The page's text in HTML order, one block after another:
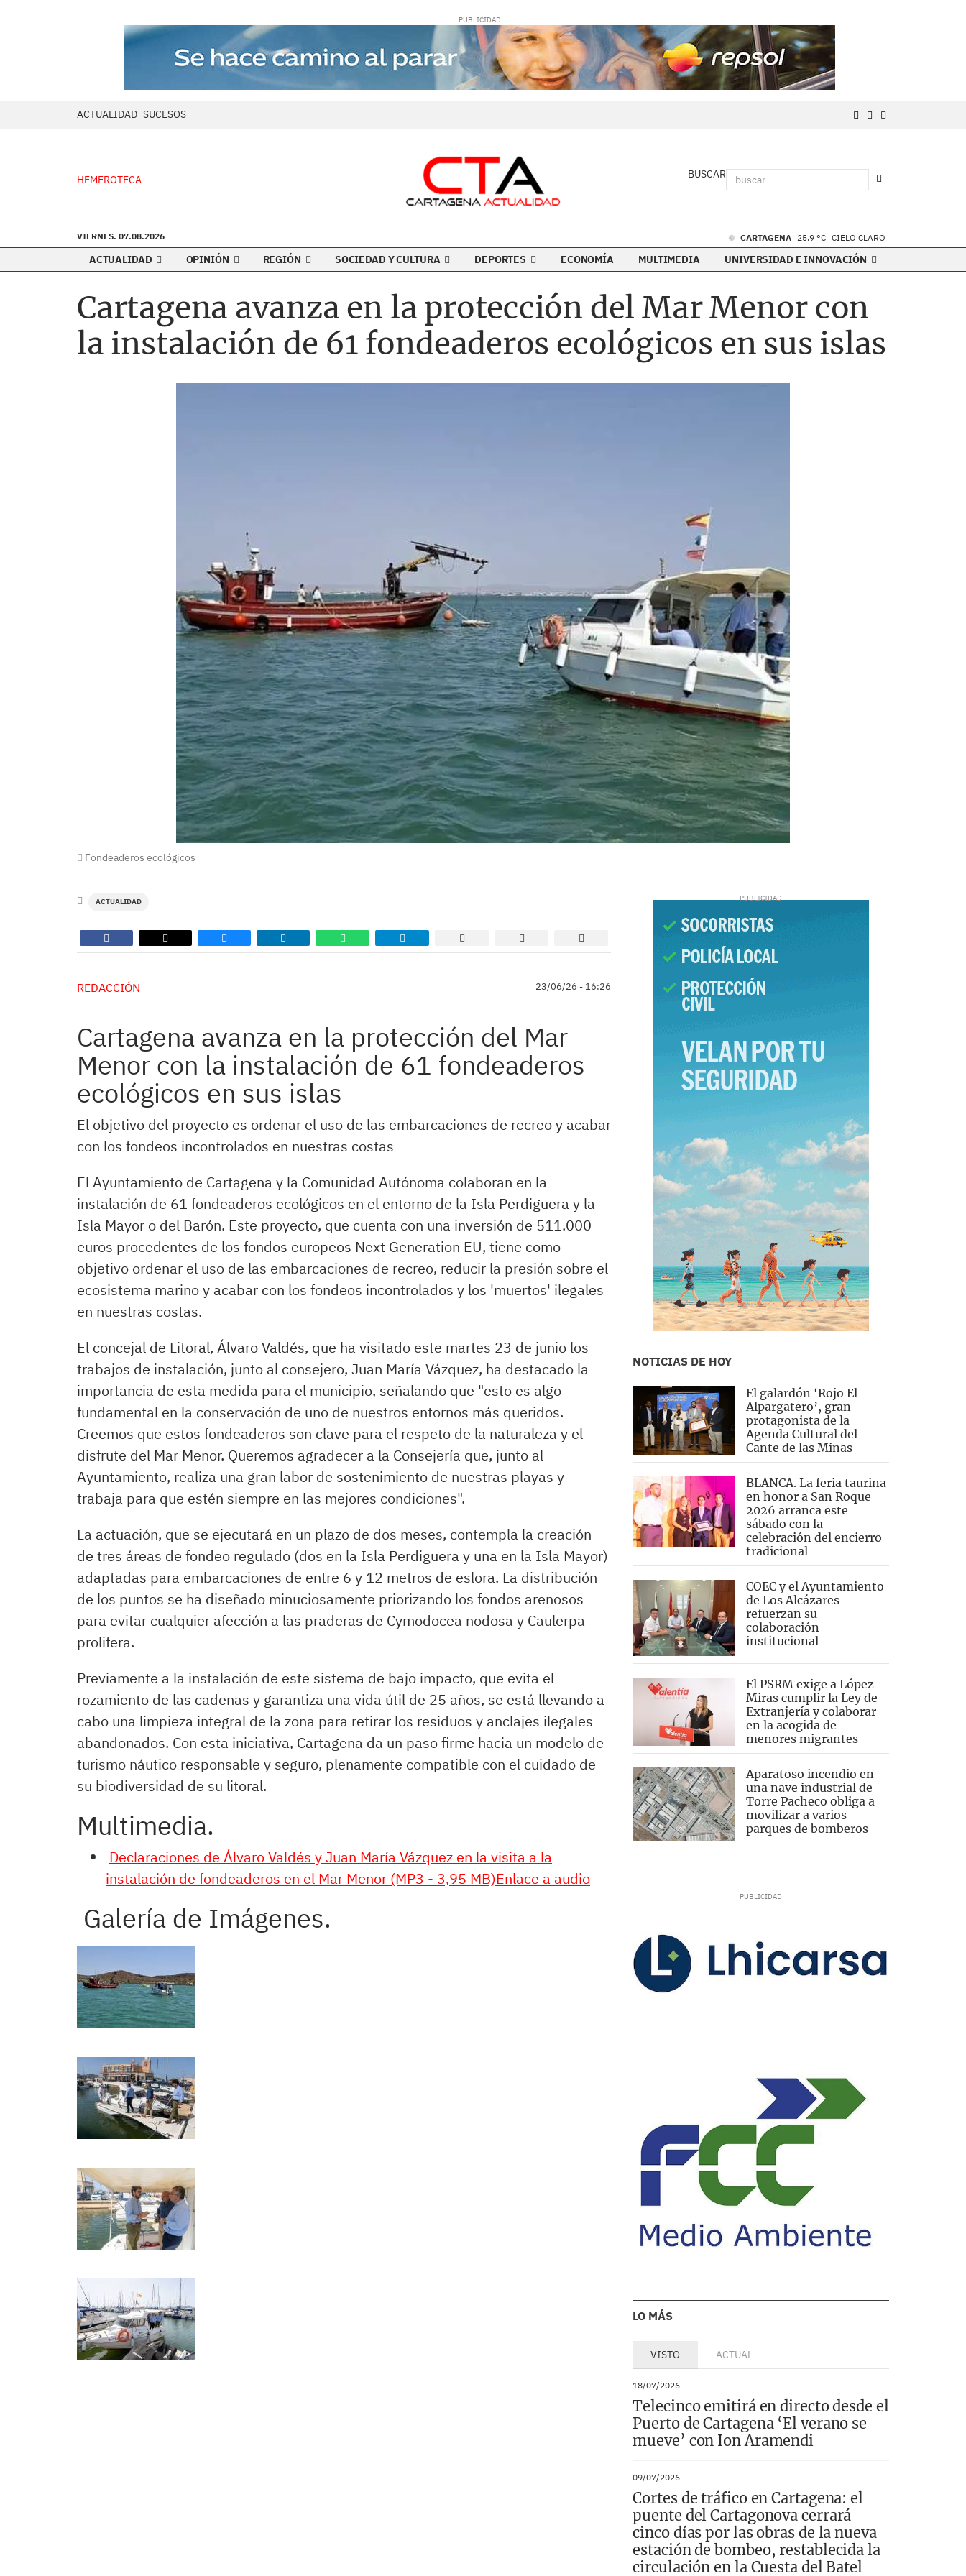
ACTUALIDAD SUCESOS
HEMEROTECA BUSCAR
VIERNES. 07.08.2026 CARTAGENA 25.9 °C CIELO CLARO
ACTUALIDAD OPINIÓN REGIÓN SOCIEDAD Y CULTURA DEPORTES ECONOMÍA MULTIMEDIA UNIVERSIDAD E INNOVACIÓN
Cartagena avanza en la protección del Mar Menor con
la instalación de 61 fondeaderos ecológicos en sus islas
Fondeaderos ecológicos
ACTUALIDAD
REDACCIÓN 23/06/26 - 16:26
Cartagena avanza en la protección del Mar
Menor con la instalación de 61 fondeaderos
ecológicos en sus islas
El objetivo del proyecto es ordenar el uso de las embarcaciones de recreo y acabar
con los fondeos incontrolados en nuestras costas
El Ayuntamiento de Cartagena y la Comunidad Autónoma colaboran en la
instalación de 61 fondeaderos ecológicos en el entorno de la Isla Perdiguera y la
Isla Mayor o del Barón. Este proyecto, que cuenta con una inversión de 511.000
euros procedentes de los fondos europeos Next Generation EU, tiene como
objetivo ordenar el uso de las embarcaciones de recreo, reducir la presión sobre el
ecosistema marino y acabar con los fondeos incontrolados y los 'muertos' ilegales
en nuestras costas.
El concejal de Litoral, Álvaro Valdés, que ha visitado este martes 23 de junio los
trabajos de instalación, junto al consejero, Juan María Vázquez, ha destacado la
importancia de esta medida para el municipio, señalando que "esto es algo
fundamental en la conservación de uno de nuestros entornos más queridos.
Creemos que estos fondeaderos son clave para el respeto de la naturaleza y el
disfrute del Mar Menor. Queremos agradecer a la Consejería que, junto al
Ayuntamiento, realiza una gran labor de sostenimiento de nuestras playas y
trabaja para que estén siempre en las mejores condiciones".
La actuación, que se ejecutará en un plazo de dos meses, contempla la creación
de tres áreas de fondeo regulado (dos en la Isla Perdiguera y una en la Isla Mayor)
adaptadas para embarcaciones de entre 6 y 12 metros de eslora. La distribución
de los puntos se ha diseñado minuciosamente priorizando los fondos arenosos
para evitar cualquier afección a las praderas de Cymodocea nodosa y Caulerpa
prolifera.
Previamente a la instalación de este sistema de bajo impacto, que evita el
rozamiento de las cadenas y garantiza una vida útil de 25 años, se está llevando a
cabo una limpieza integral de la zona para retirar los residuos y anclajes ilegales
abandonados. Con esta iniciativa, Cartagena da un paso firme hacia un modelo de
turismo náutico responsable y seguro, plenamente compatible con el cuidado de
su biodiversidad de su litoral.
Multimedia.
Declaraciones de Álvaro Valdés y Juan María Vázquez en la visita a la
instalación de fondeaderos en el Mar Menor (MP3 - 3,95 MB)Enlace a audio
Galería de Imágenes.
NOTICIAS DE HOY
El galardón ‘Rojo El
Alpargatero’, gran
protagonista de la
Agenda Cultural del
Cante de las Minas
BLANCA. La feria taurina
en honor a San Roque
2026 arranca este
sábado con la
celebración del encierro
tradicional
COEC y el Ayuntamiento
de Los Alcázares
refuerzan su
colaboración
institucional
El PSRM exige a López
Miras cumplir la Ley de
Extranjería y colaborar
en la acogida de
menores migrantes
Aparatoso incendio en
una nave industrial de
Torre Pacheco obliga a
movilizar a varios
parques de bomberos
LO MÁS
VISTO ACTUAL
18/07/2026
Telecinco emitirá en directo desde el
Puerto de Cartagena ‘El verano se
mueve’ con Ion Aramendi
09/07/2026
Cortes de tráfico en Cartagena: el
puente del Cartagonova cerrará
cinco días por las obras de la nueva
estación de bombeo, restablecida la
circulación en la Cuesta del Batel